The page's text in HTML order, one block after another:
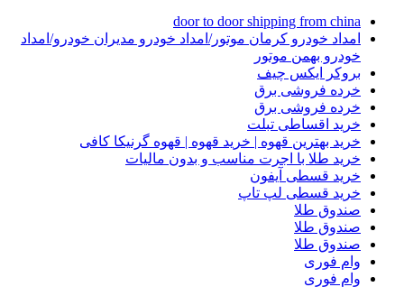
door to door shipping from china
امداد خودرو کرمان موتور/امداد خودرو مدیران خودرو/امداد
خودرو بهمن موتور
بروکر ایکس چیف
خرده فروشی برق
خرده فروشی برق
خرید اقساطی تبلت
خرید بهترین قهوه | خرید قهوه | قهوه گرنیکا کافی
خرید طلا با اجرت مناسب و بدون مالیات
خرید قسطی آیفون
خرید قسطی لپ تاپ
صندوق طلا
صندوق طلا
صندوق طلا
وام فوری
وام فوری